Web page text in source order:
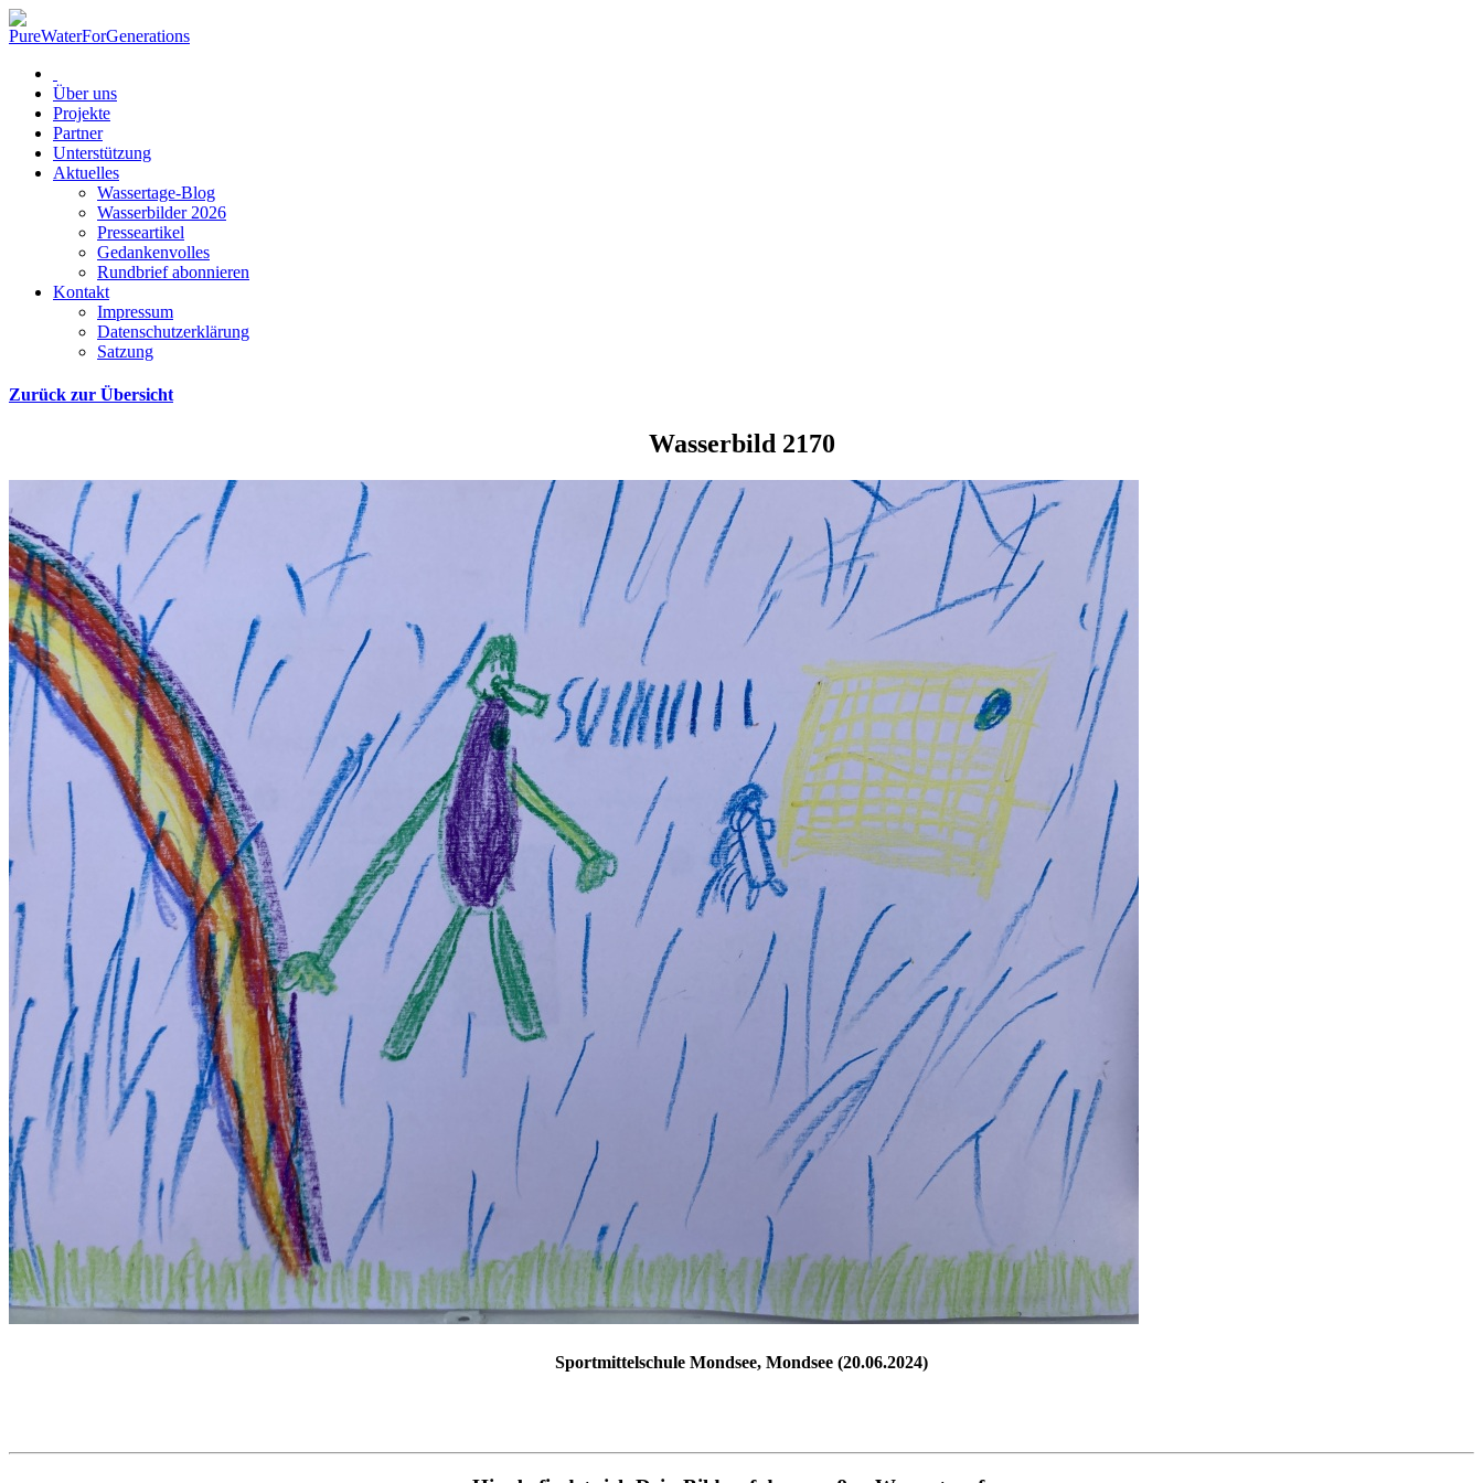
Über uns
Projekte
Partner
Unterstützung
Aktuelles
Wassertage-Blog
Wasserbilder 2026
Presseartikel
Gedankenvolles
Rundbrief abonnieren
Kontakt
Impressum
Datenschutzerklärung
Satzung
Zurück zur Übersicht
Wasserbild 2170
Sportmittelschule Mondsee, Mondsee (20.06.2024)